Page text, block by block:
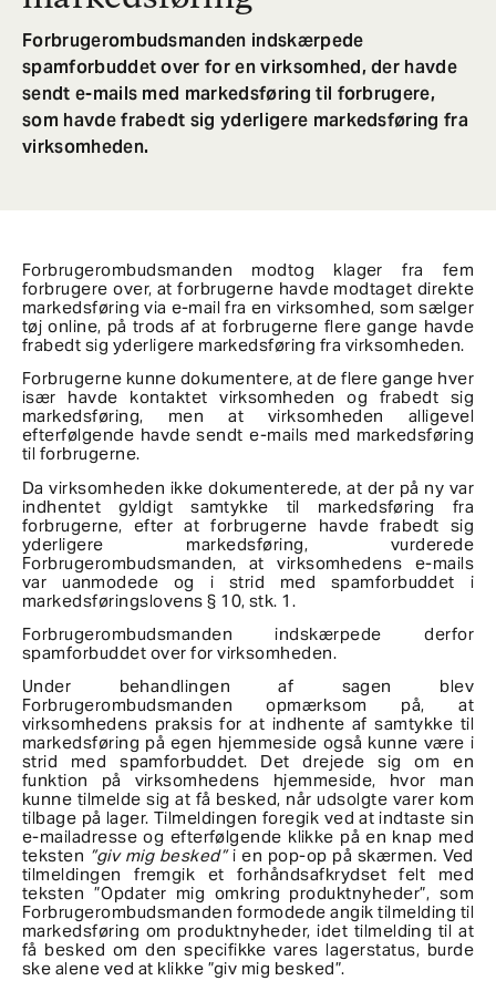
Forbrugerombudsmanden indskærpede
spamforbuddet over for en virksomhed, der havde
sendt e-mails med markedsføring til forbrugere,
som havde frabedt sig yderligere markedsføring fra
virksomheden.
Forbrugerombudsmanden modtog klager fra fem
forbrugere over, at forbrugerne havde modtaget direkte
markedsføring via e-mail fra en virksomhed, som sælger
tøj online, på trods af at forbrugerne flere gange havde
frabedt sig yderligere markedsføring fra virksomheden.
Forbrugerne kunne dokumentere, at de flere gange hver
især havde kontaktet virksomheden og frabedt sig
markedsføring, men at virksomheden alligevel
efterfølgende havde sendt e-mails med markedsføring
til forbrugerne.
Da virksomheden ikke dokumenterede, at der på ny var
indhentet gyldigt samtykke til markedsføring fra
forbrugerne, efter at forbrugerne havde frabedt sig
yderligere markedsføring, vurderede
Forbrugerombudsmanden, at virksomhedens e-mails
var uanmodede og i strid med spamforbuddet i
markedsføringslovens § 10, stk. 1.
Forbrugerombudsmanden indskærpede derfor
spamforbuddet over for virksomheden.
Under behandlingen af sagen blev
Forbrugerombudsmanden opmærksom på, at
virksomhedens praksis for at indhente af samtykke til
markedsføring på egen hjemmeside også kunne være i
strid med spamforbuddet. Det drejede sig om en
funktion på virksomhedens hjemmeside, hvor man
kunne tilmelde sig at få besked, når udsolgte varer kom
tilbage på lager. Tilmeldingen foregik ved at indtaste sin
e-mailadresse og efterfølgende klikke på en knap med
teksten ”giv mig besked” i en pop-op på skærmen. Ved
tilmeldingen fremgik et forhåndsafkrydset felt med
teksten ”Opdater mig omkring produktnyheder”, som
Forbrugerombudsmanden formodede angik tilmelding til
markedsføring om produktnyheder, idet tilmelding til at
få besked om den specifikke vares lagerstatus, burde
ske alene ved at klikke ”giv mig besked”.